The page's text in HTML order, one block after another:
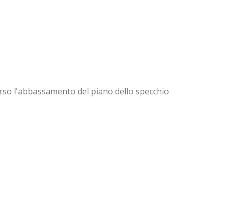
l'abbassamento del piano dello specchio